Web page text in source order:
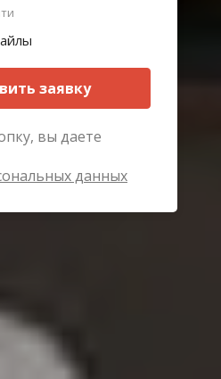
заявку
вы даете
данных